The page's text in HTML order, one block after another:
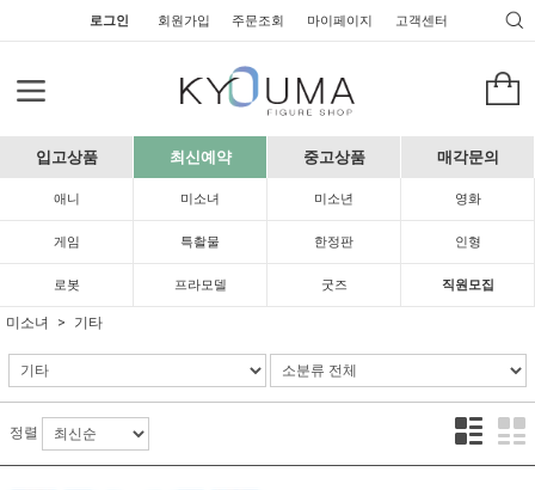
로그인 회원가입 주문조회 마이페이지 고객센터
입고상품 최신예약 중고상품 매각문의
애니 미소녀 미소년 영화
게임 특촬물 한정판 인형
로봇 프라모델 굿즈 직원모집
미소녀 기타
정렬